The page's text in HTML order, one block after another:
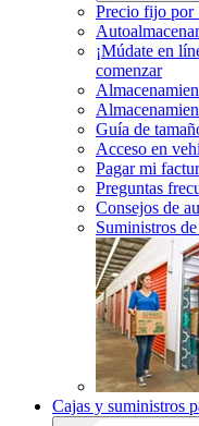
Precio fijo por
¡Múdate en
comenzar
Guía de
Acceso en
Pagar mi
Preguntas
Consejos de
Suministros
Cajas y suministros